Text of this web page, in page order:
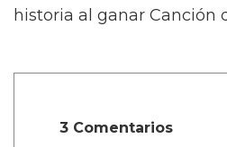
historia al ganar Canción
3 Comentarios